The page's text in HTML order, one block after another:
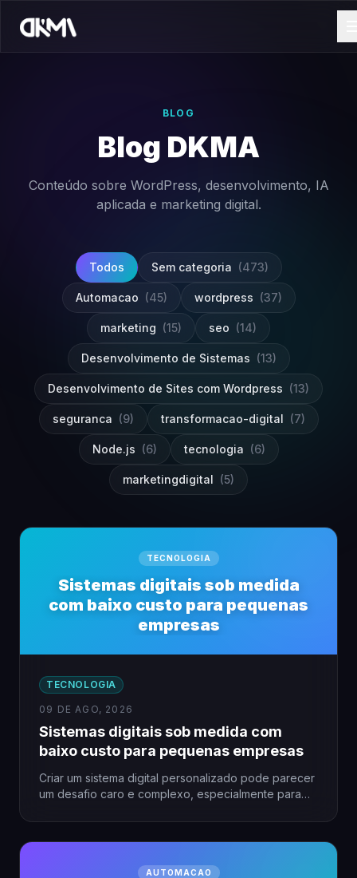
BLOG
Blog DKMA
Conteúdo sobre WordPress, desenvolvimento, IA
aplicada e marketing digital.
Todos Sem categoria (473)
Automacao (45) wordpress (37)
marketing (15) seo (14)
Desenvolvimento de Sistemas (13)
Desenvolvimento de Sites com Wordpress (13)
seguranca (9) transformacao-digital (7)
Node.js (6) tecnologia (6)
marketingdigital (5)
TECNOLOGIA
Sistemas digitais sob medida
com baixo custo para pequenas
empresas
TECNOLOGIA
09 DE AGO, 2026
Sistemas digitais sob medida com
baixo custo para pequenas empresas
Criar um sistema digital personalizado pode parecer
um desafio caro e complexo, especialmente para
AUTOMACAO